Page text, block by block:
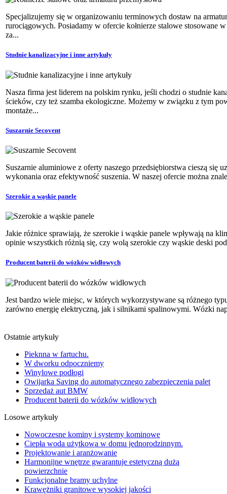
Specjalizujemy się w organizowaniu terminowych dostaw na
rurociągowych. Posiadamy w ofercie kołnierze stalowe stosowane
za...
Studnie kanalizacyjne i inne artykuły
Nasza firma jest liderem na polskim rynku, jeśli chodzi o studnie
ścieków, czy też szamba ekologiczne. Możemy w związku z tym
montaże...
Suszarnie Secovent
Suszarnie aluminiowe z oferty naszego przedsiębiorstwa cieszą się
wykonania oraz efektywność suszenia. W naszej ofercie można
Szerokie a wąskie panele
Jakie różnice sprawiają, że szerokie i wąskie panele wpływają na
opinie wszystkich różnią się, czy wolą szerokie czy wąskie deski
Producent baterii do wózków widłowych
Jest bardzo wiele miejsc, w których wykorzystywane są różnego
zarówno energię elektryczną, jak i silnikami spalinowymi. Wózki
Ostatnie artykuły
Pieknna w fartuchu.
W dworku odpoczniemy
Winylowe podłogi
Owijarka Saving do automatycznego zabezpieczenia palet
Sprzedaż aut BMW
Producent baterii do wózków widłowych
Losowe artykuły
Nowoczesne kominy i systemy kominowe
Ciepła woda użytkowa w domu jednorodzinnym.
Projektowanie i aranżowanie
Harmonijne wnętrze gwarantuje estetyczną dużą
powierzchnie
Funkcjonalne bramy uchylne
Krawężniki granitowe wysokiej jakości